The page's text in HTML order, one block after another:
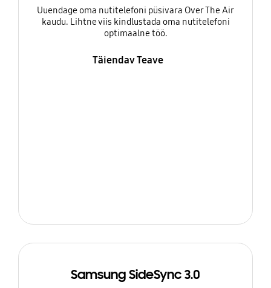
Uuendage oma nutitelefoni püsivara Over The Air
kaudu. Lihtne viis kindlustada oma nutitelefoni
optimaalne töö.
Täiendav Teave
Samsung SideSync 3.0